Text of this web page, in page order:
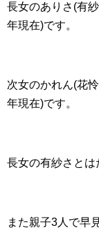
長女のありさ(有
年現在)です。
次女のかれん(花
年現在)です。
長女の有紗さとは
また親子3人で早